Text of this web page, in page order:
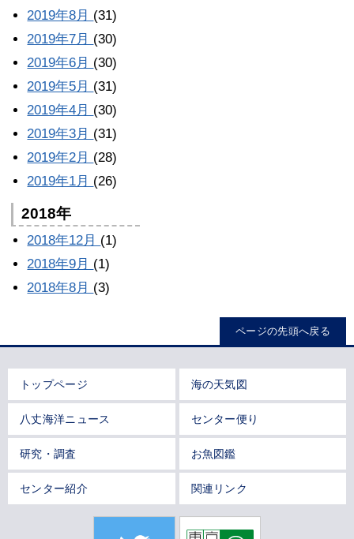
2019年8月 (31)
2019年7月 (30)
2019年6月 (30)
2019年5月 (31)
2019年4月 (30)
2019年3月 (31)
2019年2月 (28)
2019年1月 (26)
2018年
2018年12月 (1)
2018年9月 (1)
2018年8月 (3)
ページの先頭へ戻る
トップページ 海の天気図
八丈海洋ニュース センター便り
研究・調査 お魚図鑑
センター紹介 関連リンク